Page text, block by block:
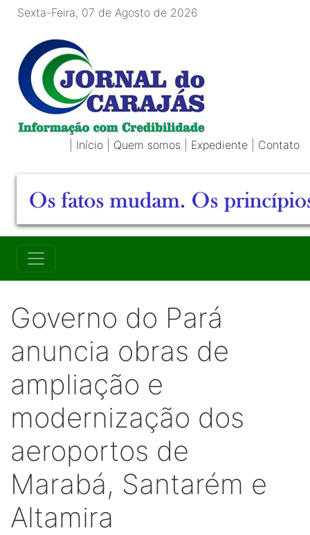
Sexta-Feira, 07 de Agosto de 2026
Início Quem somos Expediente Contato
Governo do Pará
anuncia obras de
ampliação e
modernização dos
aeroportos de
Marabá, Santarém e
Altamira